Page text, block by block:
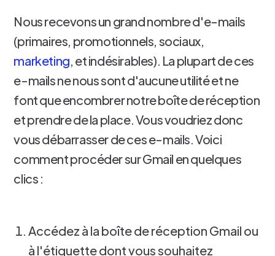
Nous recevons un grand nombre d'e-mails
(primaires, promotionnels, sociaux,
marketing, et indésirables). La plupart de ces
e-mails ne nous sont d'aucune utilité et ne
font que encombrer notre boîte de réception
et prendre de la place. Vous voudriez donc
vous débarrasser de ces e-mails. Voici
comment procéder sur Gmail en quelques
clics :
Accédez à la boîte de réception Gmail ou
à l'étiquette dont vous souhaitez